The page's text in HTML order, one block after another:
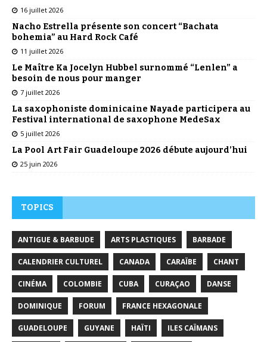
16 juillet 2026
Nacho Estrella présente son concert “Bachata
bohemia” au Hard Rock Café
11 juillet 2026
Le Maître Ka Jocelyn Hubbel surnommé “Lenlen” a
besoin de nous pour manger
7 juillet 2026
La saxophoniste dominicaine Nayade participera au
Festival international de saxophone MedeSax
5 juillet 2026
La Pool Art Fair Guadeloupe 2026 débute aujourd’hui
25 juin 2026
TOPICS
ANTIGUE & BARBUDE ARTS PLASTIQUES BARBADE
CALENDRIER CULTUREL CANADA CARAÏBE CHANT
CINÉMA COLOMBIE CUBA CURAÇAO DANSE
DOMINIQUE FORUM FRANCE HEXAGONALE
GUADELOUPE GUYANE HAÏTI ILES CAÏMANS